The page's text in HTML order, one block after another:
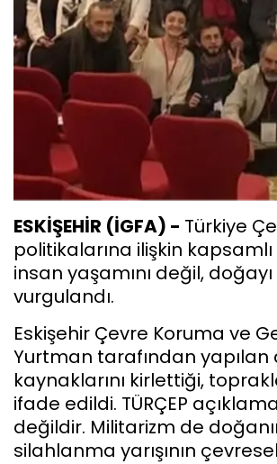
ESKİŞEHİR (İGFA) - Türkiye
politikalarına ilişkin
insan yaşamını değil,
vurgulandı.
Eskişehir Çevre Koruma ve
Yurtman tarafından yapılan
kaynaklarını kirlettiği,
ifade edildi. TÜRÇEP
değildir. Militarizm de
silahlanma yarışının